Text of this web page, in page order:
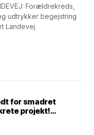
Forældrekreds,
udtrykker begejstring
Landevej
for smadret
projekt!
i lavbundsområde
2,5 millioner